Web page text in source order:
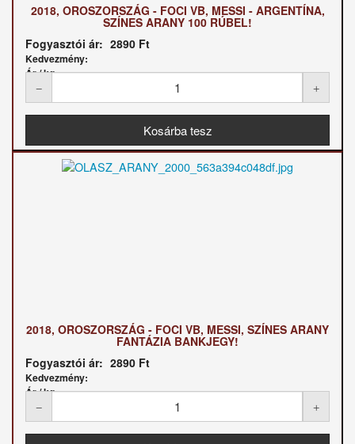
2018, OROSZORSZÁG - FOCI VB, MESSI - ARGENTÍNA,
SZÍNES ARANY 100 RÚBEL!
Fogyasztói ár: 2890 Ft
Kedvezmény:
Ár / kg:
2018, OROSZORSZÁG - FOCI VB, MESSI, SZÍNES ARANY
FANTÁZIA BANKJEGY!
Fogyasztói ár: 2890 Ft
Kedvezmény:
Ár / kg: